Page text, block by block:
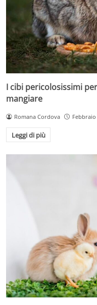
I cibi pericolosissimi
mangiare
Romana Cordova Febbraio
Leggi di più